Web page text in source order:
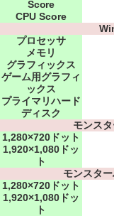
Score
CPU Score
プロセッサ
メモリ
グラフィックス
ゲーム用グラフィ
ックス
プライマリハード
ディスク
モンス
1,280×720ドット
1,920×1,080ドッ
ト
モンスタ
1,280×720ドット
1,920×1,080ドッ
ト